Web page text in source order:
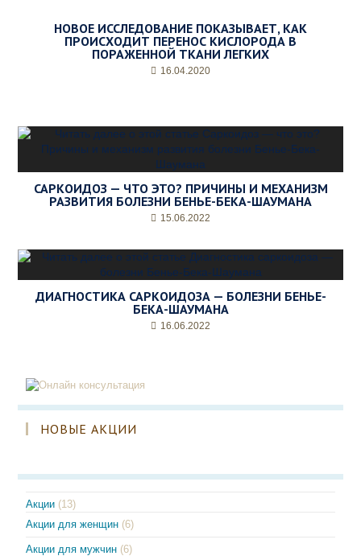
НОВОЕ ИССЛЕДОВАНИЕ ПОКАЗЫВАЕТ, КАК
ПРОИСХОДИТ ПЕРЕНОС КИСЛОРОДА В
ПОРАЖЕННОЙ ТКАНИ ЛЕГКИХ
16.04.2020
САРКОИДОЗ — ЧТО ЭТО? ПРИЧИНЫ И МЕХАНИЗМ
РАЗВИТИЯ БОЛЕЗНИ БЕНЬЕ-БЕКА-ШАУМАНА
15.06.2022
ДИАГНОСТИКА САРКОИДОЗА — БОЛЕЗНИ БЕНЬЕ-
БЕКА-ШАУМАНА
16.06.2022
НОВЫЕ АКЦИИ
Акции (13)
Акции для женщин (6)
Акции для мужчин (6)